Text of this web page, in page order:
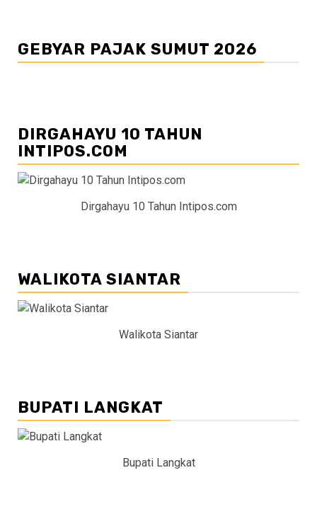
GEBYAR PAJAK SUMUT 2026
DIRGAHAYU 10 TAHUN
INTIPOS.COM
Dirgahayu 10 Tahun Intipos.com
WALIKOTA SIANTAR
Walikota Siantar
BUPATI LANGKAT
Bupati Langkat